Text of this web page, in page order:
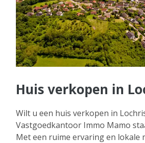
Huis verkopen in
Wilt u een huis verkopen in
Vastgoedkantoor Immo Mamo
Met een ruime ervaring en lokale